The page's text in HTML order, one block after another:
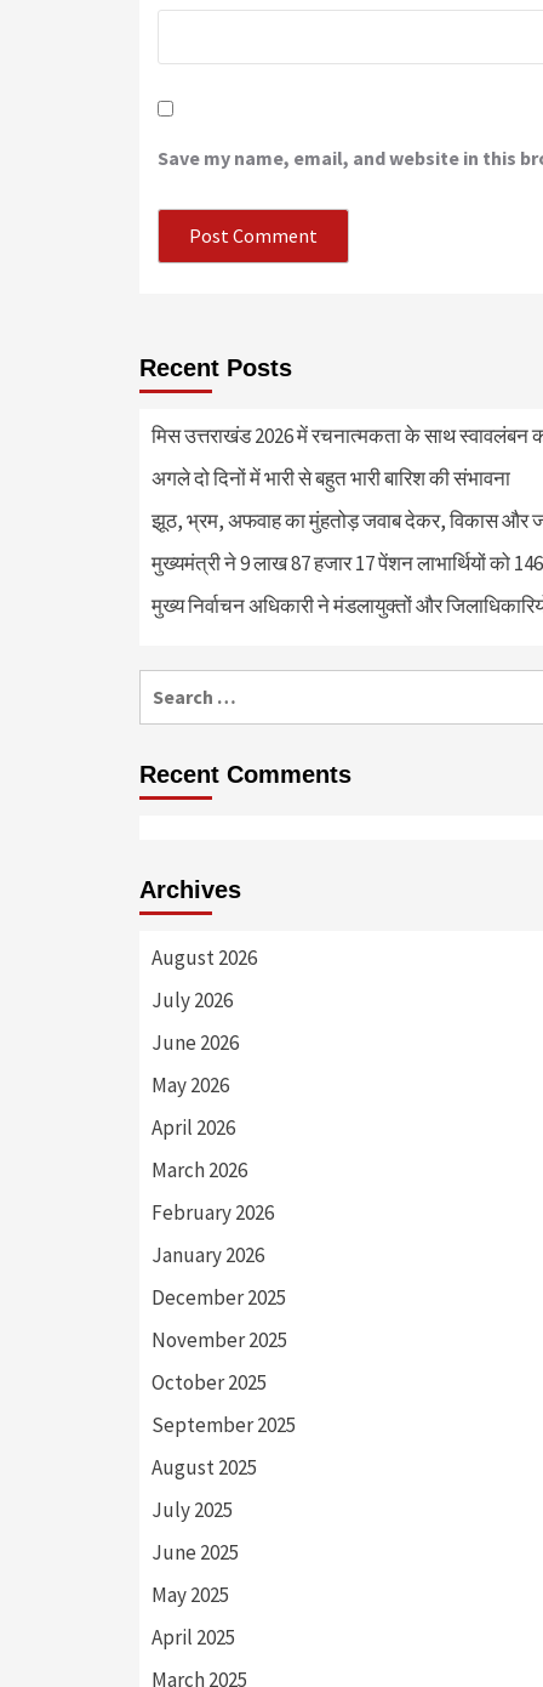
Save my name, email, and website in this
Recent Posts
मिस उत्तराखंड 2026 में रचनात्मकता के साथ स्वावलंबन
अगले दो दिनों में भारी से बहुत भारी बारिश की संभावना
झूठ, भ्रम, अफवाह का मुंहतोड़ जवाब देकर, विकास और
मुख्यमंत्री ने 9 लाख 87 हजार 17 पेंशन लाभार्थियों को
मुख्य निर्वाचन अधिकारी ने मंडलायुक्तों और
for:
Recent Comments
Archives
August 2026
July 2026
June 2026
May 2026
April 2026
March 2026
February 2026
January 2026
December 2025
November 2025
October 2025
September 2025
August 2025
July 2025
June 2025
May 2025
April 2025
March 2025